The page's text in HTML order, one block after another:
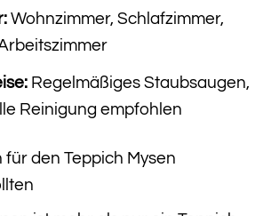
Wohnzimmer, Schlafzimmer,
Regelmäßiges Staubsaugen,
Reinigung empfohlen
für den Teppich Mysen